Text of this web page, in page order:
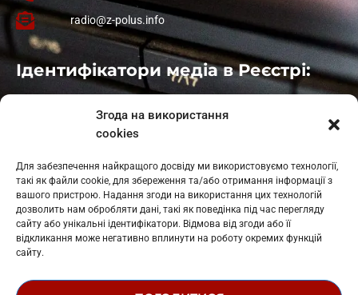
Згода на використання
cookies
Для забезпечення найкращого досвіду ми використовуємо технології,
такі як файли cookie, для збереження та/або отримання інформації з
вашого пристрою. Надання згоди на використання цих технологій
дозволить нам обробляти дані, такі як поведінка під час перегляду
сайту або унікальні ідентифікатори. Відмова від згоди або її
відкликання може негативно вплинути на роботу окремих функцій
сайту.
radio@z-polus.info
Ідентифікатори медіа в Реєстрі:
: L11-01410
: L11-01801
Косів: L11-01805
Гарасимів: L11-02274